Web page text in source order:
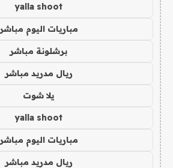
yalla shoot
مباريات اليوم مباشر
برشلونة مباشر
ريال مدريد مباشر
يلا شوت
yalla shoot
مباريات اليوم مباشر
ريال مدريد مباشر